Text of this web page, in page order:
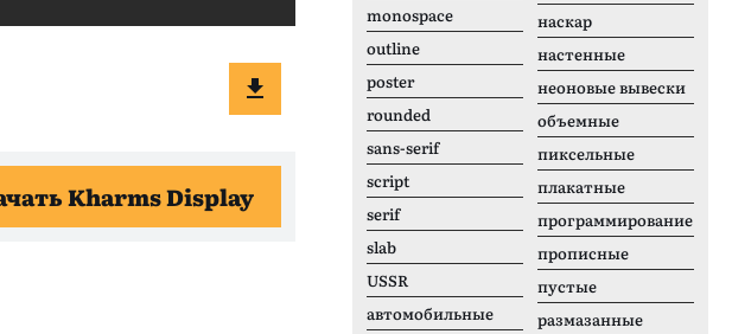
Kharms Display
monospace
outline
poster
rounded
sans-serif
script
serif
slab
USSR
автомобильные
наскар
настенные
неоновые вывески
объемные
пиксельные
плакатные
программирование
прописные
пустые
размазанные